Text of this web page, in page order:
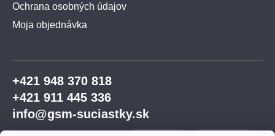
Ochrana osobných údajov
Moja objednávka
+421 948 370 818
+421 911 445 336
info@gsm-suciastky.sk